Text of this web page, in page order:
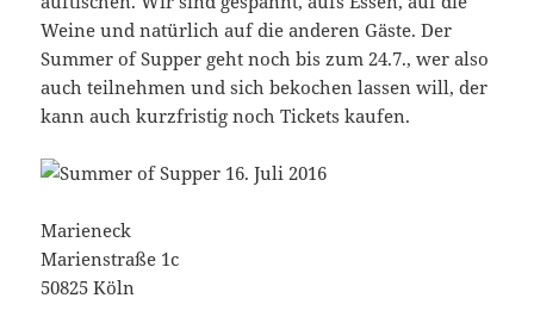
Weine und natürlich auf die anderen Gäste. Der
Summer of Supper geht noch bis zum 24.7., wer also
auch teilnehmen und sich bekochen lassen will, der
kann auch kurzfristig noch Tickets kaufen.
Marieneck
Marienstraße 1c
50825 Köln